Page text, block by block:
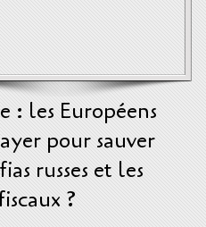
: les Européens
pour sauver
russes et les
?